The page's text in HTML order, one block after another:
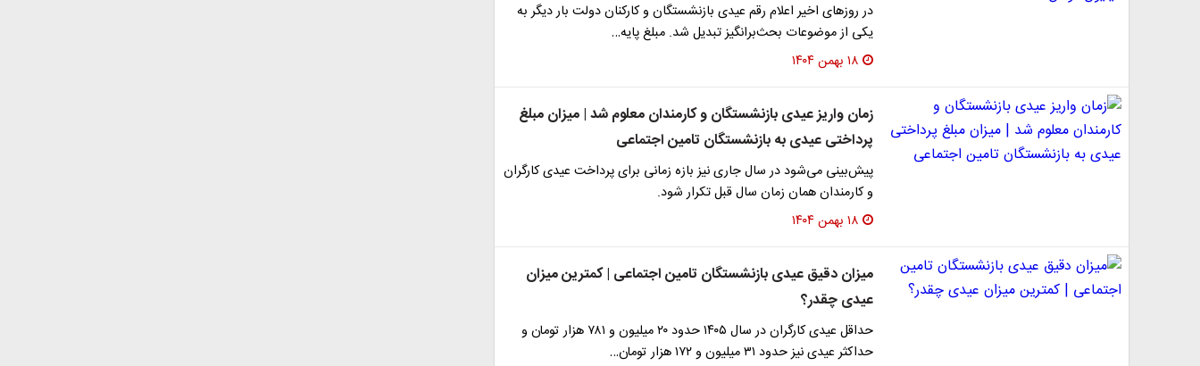
در روزهای اخیر اعلام رقم عیدی بازنشستگان و کارکنان دولت بار دیگر به
یکی از موضوعات بحث‌برانگیز تبدیل شد. مبلغ پایه…
۱۸ بهمن ۱۴۰۴
زمان واریز عیدی بازنشستگان و کارمندان معلوم شد | میزان مبلغ
پرداختی عیدی به بازنشستگان تامین اجتماعی
پیش‌بینی می‌شود در سال جاری نیز بازه‌ زمانی برای پرداخت‌ عیدی کارگران
و کارمندان همان زمان سال قبل تکرار شود.
۱۸ بهمن ۱۴۰۴
میزان دقیق عیدی بازنشستگان تامین اجتماعی | کمترین میزان
عیدی چقدر؟
حداقل عیدی کارگران در سال ۱۴۰۵ حدود ۲۰ میلیون و ۷۸۱ هزار تومان و
حداکثر عیدی نیز حدود ۳۱ میلیون و ۱۷۲ هزار تومان…